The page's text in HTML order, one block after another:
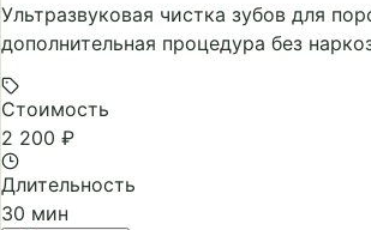
Ультразвуковая чистка зубов для
дополнительная процедура без
Стоимость
2 200 ₽
Длительность
30 мин